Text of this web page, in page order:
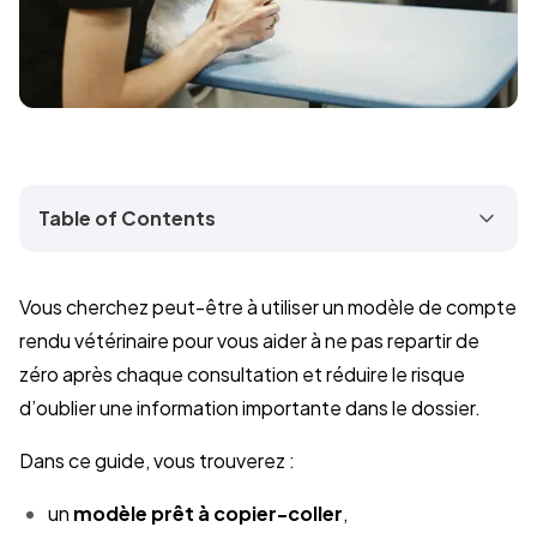
Table of Contents
Vous cherchez peut-être à utiliser un modèle de compte
rendu vétérinaire pour vous aider à ne pas repartir de
zéro après chaque consultation et réduire le risque
d’oublier une information importante dans le dossier.
Dans ce guide, vous trouverez :
un modèle prêt à copier-coller,